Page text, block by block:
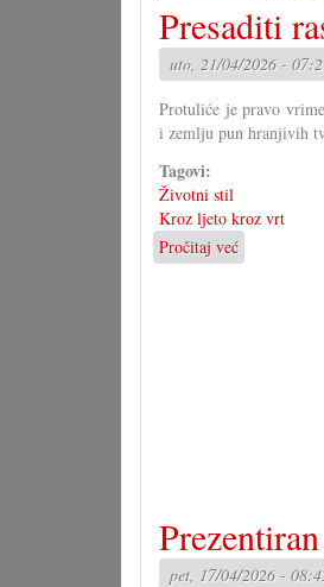
Presaditi
uto, 21/04/2026 -
Protuliće je pravo
i zemlju pun hranjivih
Tagovi:
Životni stil
Kroz ljeto kroz vrt
Pročitaj već
Presaditi
pet, 17/04/2026 -